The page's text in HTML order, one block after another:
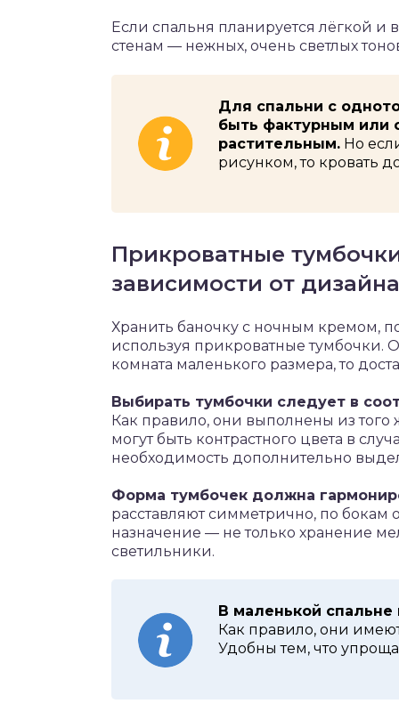
Если спальня планируется лёгкой и
стенам — нежных, очень светлых
Для спальни с
быть фактурным или
растительным. Но
рисунком, то кровать
Прикроватные
зависимости от
Хранить баночку с ночным кремом,
используя прикроватные тумбочки.
комната маленького размера, то
Выбирать тумбочки следует в
Как правило, они выполнены из того
могут быть контрастного цвета в
необходимость дополнительно
Форма тумбочек должна
расставляют симметрично, по бокам
назначение — не только хранение
светильники.
В маленькой
Как правило, они
Удобны тем, что